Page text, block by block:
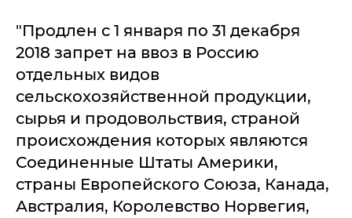
"Продлен с 1 января по 31 декабря
2018 запрет на ввоз в Россию
отдельных видов
сельскохозяйственной продукции,
сырья и продовольствия, страной
происхождения которых являются
Соединенные Штаты Америки,
страны Европейского Союза, Канада,
Австралия, Королевство Норвегия,